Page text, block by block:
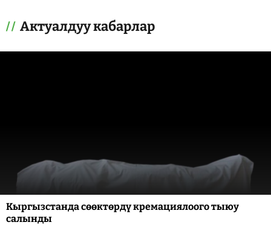
Актуалдуу кабарлар
Кыргызстанда сөөктөрдү кремациялоого тыюу
салынды